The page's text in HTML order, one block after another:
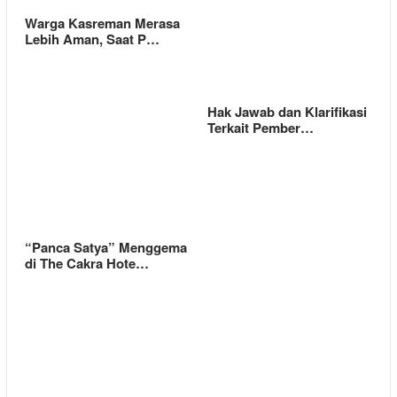
Warga Kasreman Merasa
Lebih Aman, Saat P…
Hak Jawab dan Klarifikasi
Terkait Pember…
“Panca Satya” Menggema
di The Cakra Hote…